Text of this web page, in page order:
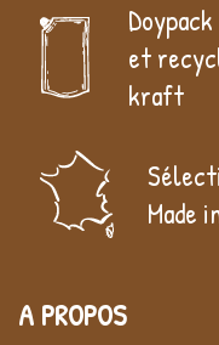
et
kraft
Made
A PROPOS